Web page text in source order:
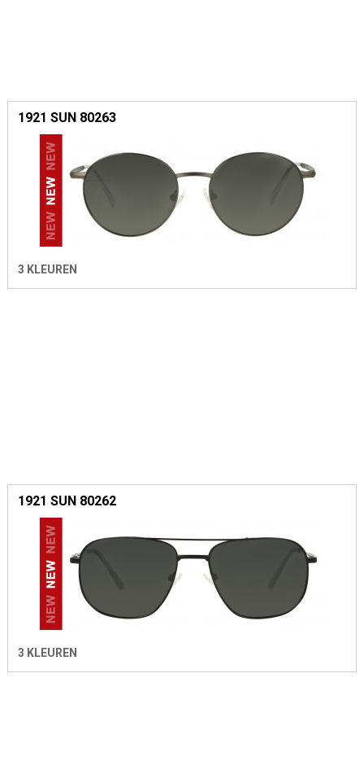
1921 SUN 80263
3 KLEUREN
1921 SUN 80262
3 KLEUREN